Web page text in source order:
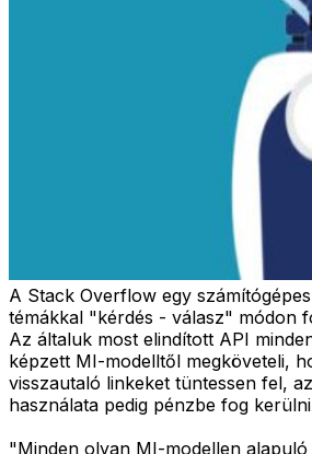
A Stack Overflow egy
témákkal "kérdés - válasz" módon
Az általuk most elindított API
képzett MI-modelltől megköveteli,
visszautaló linkeket tüntessen fel,
használata pedig pénzbe fog
"Minden olyan MI-modellen